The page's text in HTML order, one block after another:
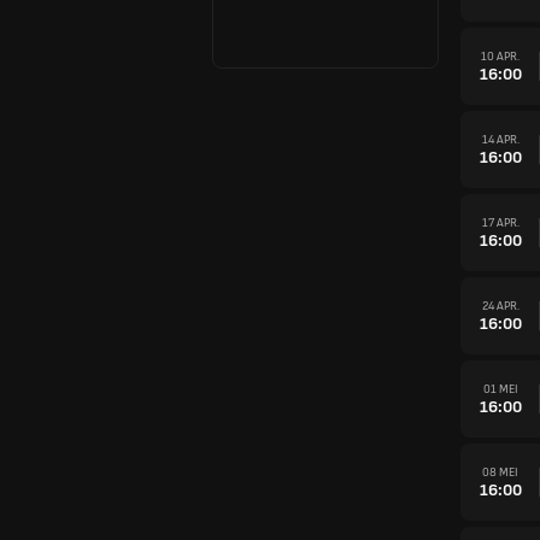
10 APR.
16:00
14 APR.
16:00
17 APR.
16:00
24 APR.
16:00
01 MEI
16:00
08 MEI
16:00